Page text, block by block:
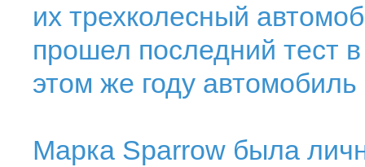
их трехколесный
прошел последний тест
этом же году
Марка Sparrow была